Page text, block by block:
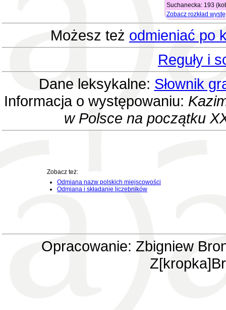
Suchanecka: 193
Zobacz rozkład
Możesz też odmieniać po
Reguły i
Dane leksykalne: Słownik
Informacja o występowaniu:
w Polsce na początku
Zobacz też:
Odmiana nazw polskich miejscowości
Odmiana i składanie liczebników
Opracowanie: Zbigniew